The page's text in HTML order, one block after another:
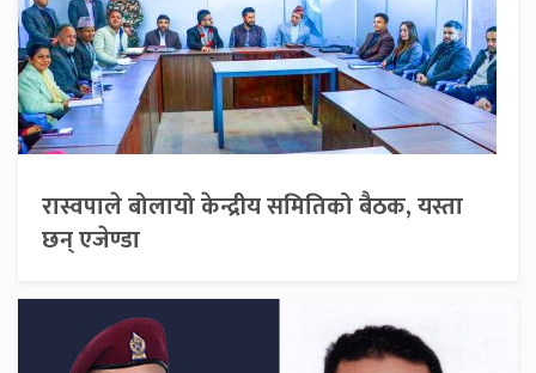
रास्वपाले बोलायो केन्द्रीय समितिको बैठक, यस्ता
छन् एजेण्डा